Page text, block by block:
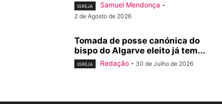
IGREJA Samuel Mendonça -
2 de Agosto de 2026
Tomada de posse canónica do
bispo do Algarve eleito já tem...
IGREJA Redação - 30 de Julho de 2026